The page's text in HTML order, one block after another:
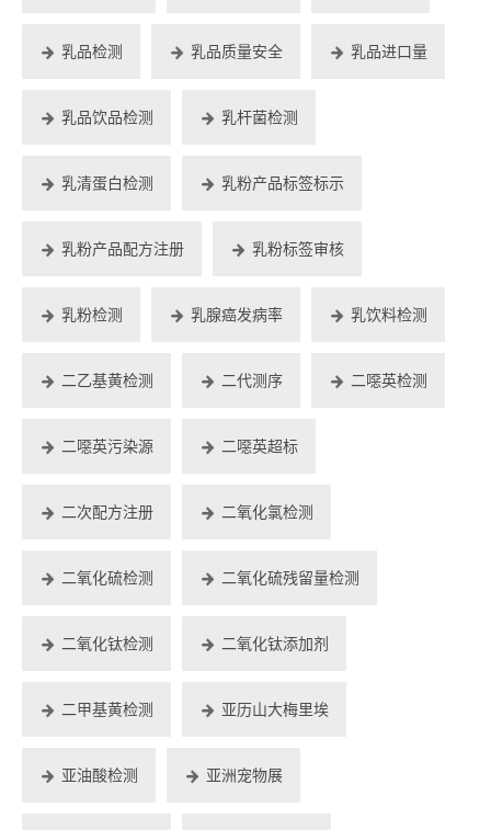
乳品检测 乳品质量安全 乳品进口量
乳品饮品检测 乳杆菌检测
乳清蛋白检测 乳粉产品标签标示
乳粉产品配方注册 乳粉标签审核
乳粉检测 乳腺癌发病率 乳饮料检测
二乙基黄检测 二代测序 二噁英检测
二噁英污染源 二噁英超标
二次配方注册 二氧化氯检测
二氧化硫检测 二氧化硫残留量检测
二氧化钛检测 二氧化钛添加剂
二甲基黄检测 亚历山大梅里埃
亚油酸检测 亚洲宠物展